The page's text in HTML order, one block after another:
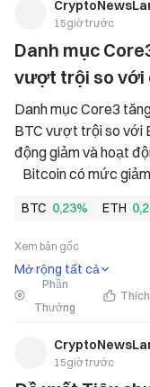
15giờ trước
Danh mục
vượt trội so với
Danh mục Core3
BTC vượt trội so với
động giảm và hoạt
Bitcoin có mức
danh mục mô hình
Danh mục Core3
BTC 0,23% ETH
Xem bản gốc
Mở rộng tất cả
Phần
Thưởng
Thích
15giờ trước